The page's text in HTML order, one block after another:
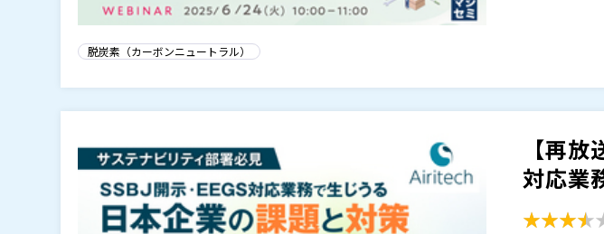
・サステ
財務情報
当者 ・持
Suiteなど
報開示基
門・技術
法など）へ
※当日いた
エヌアイ
Airitech株
株式会社オ
マジセミ株
とはいえ
でどの程
け電力を
こうした製
の情報を、
脱炭素（カーボンニュートラル）
【再
対応業